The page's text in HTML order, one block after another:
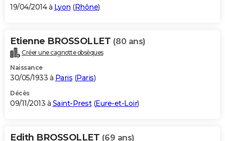
19/04/2014 à Lyon (Rhône)
Etienne BROSSOLLET (80 ans)
Créer une cagnotte obsèques
Naissance
30/05/1933 à Paris (Paris)
Décès
09/11/2013 à Saint-Prest(Eure-et-Loir)
Edith BROSSOLLET (69 ans)